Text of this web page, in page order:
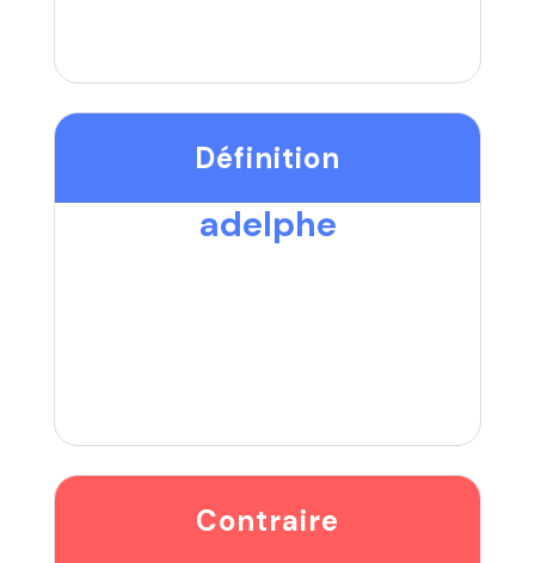
Définition
adelphe
Contraire